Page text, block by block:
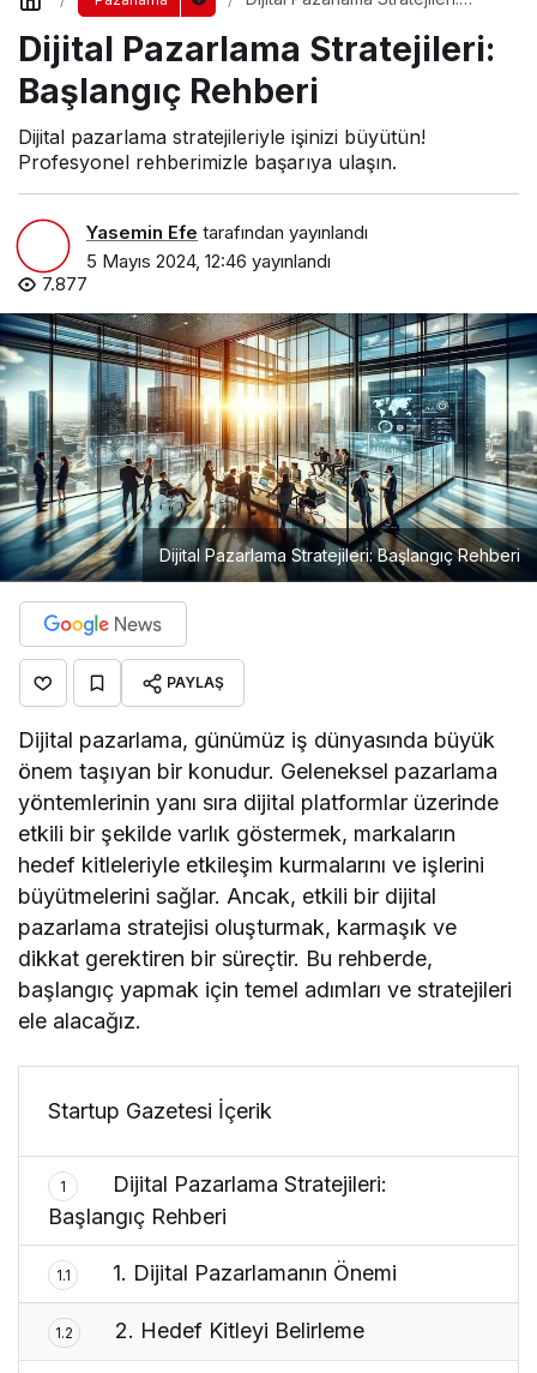
Dijital Pazarlama Stratejileri:
Başlangıç Rehberi
Dijital pazarlama stratejileriyle işinizi büyütün!
Profesyonel rehberimizle başarıya ulaşın.
Yasemin Efe tarafından yayınlandı
5 Mayıs 2024, 12:46 yayınlandı
7.877
Dijital Pazarlama Stratejileri: Başlangıç Rehberi
PAYLAŞ
Dijital pazarlama, günümüz iş dünyasında büyük
önem taşıyan bir konudur. Geleneksel pazarlama
yöntemlerinin yanı sıra dijital platformlar üzerinde
etkili bir şekilde varlık göstermek, markaların
hedef kitleleriyle etkileşim kurmalarını ve işlerini
büyütmelerini sağlar. Ancak, etkili bir dijital
pazarlama stratejisi oluşturmak, karmaşık ve
dikkat gerektiren bir süreçtir. Bu rehberde,
başlangıç yapmak için temel adımları ve stratejileri
ele alacağız.
Startup Gazetesi İçerik
1
Dijital Pazarlama Stratejileri:
Başlangıç Rehberi
1.1 1. Dijital Pazarlamanın Önemi
1.2 2. Hedef Kitleyi Belirleme